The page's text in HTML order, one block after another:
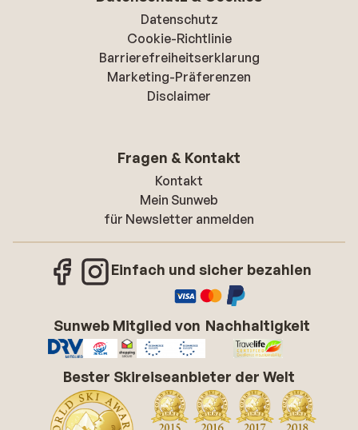
Datenschutz
Cookie-Richtlinie
Barrierefreiheitserklarung
Marketing-Präferenzen
Disclaimer
Fragen & Kontakt
Kontakt
Mein Sunweb
für Newsletter anmelden
Einfach und sicher bezahlen
Sunweb Mitglied von Nachhaltigkeit
Bester Skireiseanbieter der Welt